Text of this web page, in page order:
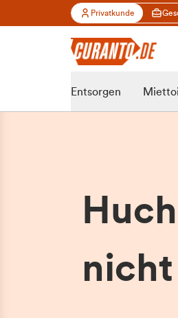
Privatkunde
Entsorgen